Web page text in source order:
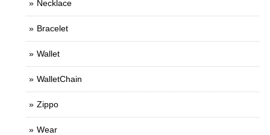
Necklace
Bracelet
Wallet
WalletChain
Zippo
Wear